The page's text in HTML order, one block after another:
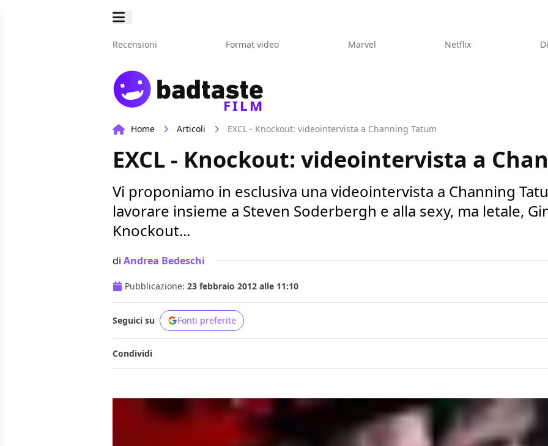
Recensioni Format video Marvel Netflix
FILM
Home Articoli EXCL - Knockout: videointervista a Channing Tatum
EXCL - Knockout: videointervista a
Vi proponiamo in esclusiva una videointervista a Channing
lavorare insieme a Steven Soderbergh e alla sexy, ma letale,
Knockout...
di Andrea Bedeschi
Pubblicazione: 23 febbraio 2012 alle 11:10
Seguici su Fonti preferite
Condividi